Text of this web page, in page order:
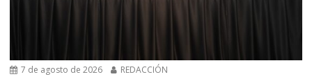
7 de agosto de 2026 REDACCIÓN